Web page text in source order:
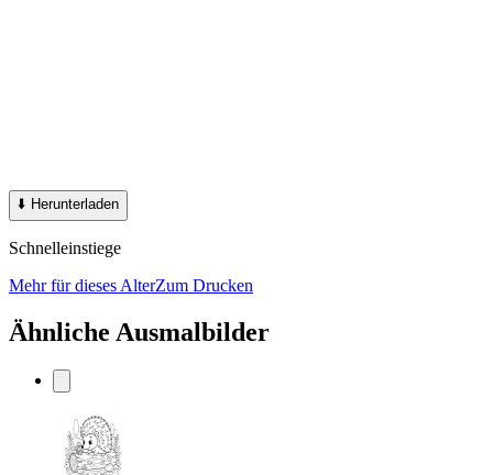
⬇️ Herunterladen
Schnelleinstiege
Mehr für dieses AlterZum Drucken
Ähnliche Ausmalbilder